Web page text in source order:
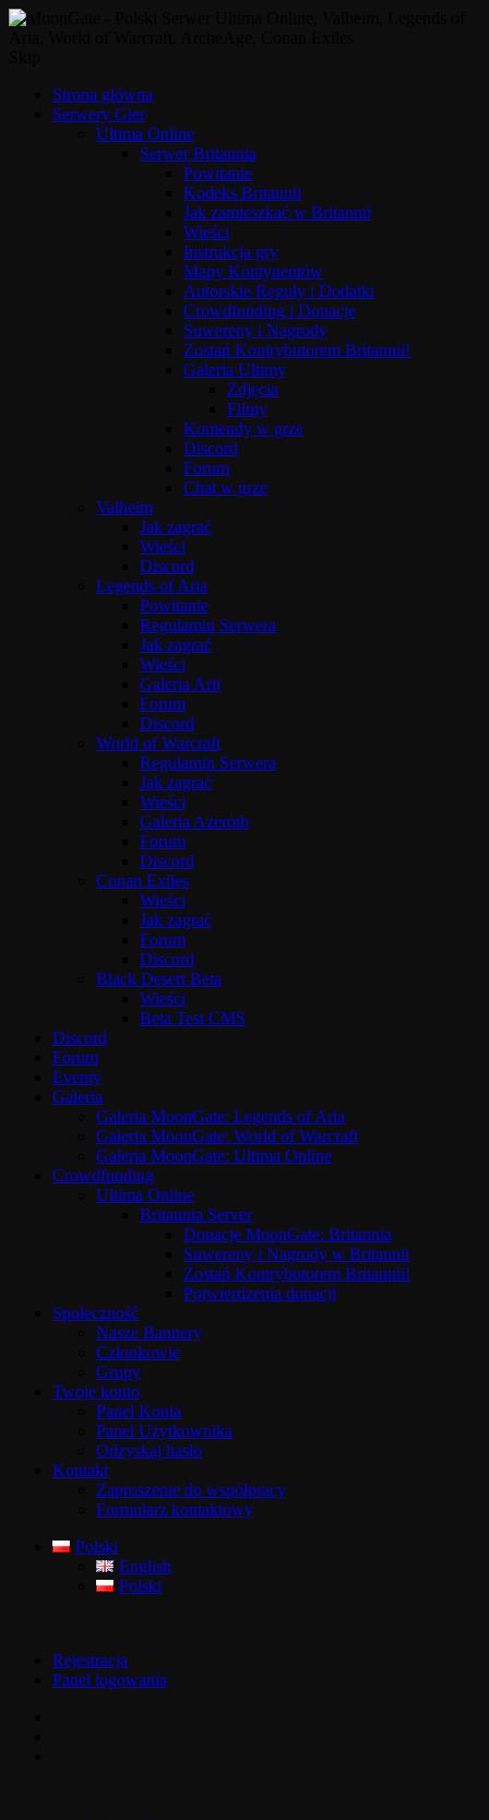
Strona główna
Serwery Gier
Ultima Online
Serwer Britannia
Powitanie
Kodeks Britannii
Jak zamieszkać w Britannii
Wieści
Instrukcja gry
Mapy Kontynentów
Autorskie Reguły i Dodatki
Crowdfunding i Donacje
Suwereny i Nagrody
Zostań Kontrybutorem Britannii!
Galeria Ultimy
Zdjęcia
Filmy
Komendy w grze
Discord
Forum
Chat w grze
Valheim
Jak zagrać
Wieści
Discord
Legends of Aria
Powitanie
Regulamin Serwera
Jak zagrać
Wieści
Galeria Arii
Forum
Discord
World of Warcraft
Regulamin Serwera
Jak zagrać
Wieści
Galeria Azeroth
Forum
Discord
Conan Exiles
Wieści
Jak zagrać
Forum
Discord
Black Desert Beta
Wieści
Beta Test CMS
Discord
Forum
Eventy
Galeria
Galeria MoonGate: Legends of Aria
Galeria MoonGate: World of Warcraft
Galeria MoonGate: Ultima Online
Crowdfunding
Ultima Online
Britannia Server
Donacje MoonGate: Britannia
Suwereny i Nagrody w Britannii
Zostań Kontrybutorem Britannii!
Potwierdzenia donacji
Społeczność
Nasze Bannery
Członkowie
Grupy
Twoje konto
Panel Konta
Panel Użytkownika
Odzyskaj hasło
Kontakt
Zaproszenie do współpracy
Formularz kontaktowy
Polski
English
Polski
Rejestracja
Panel logowania